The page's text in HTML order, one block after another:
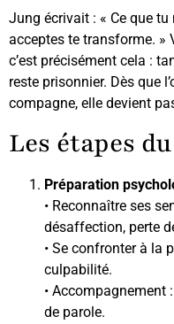
Jung écrivait : « Ce que
acceptes te transforme. »
c’est précisément cela :
reste prisonnier. Dès que
compagne, elle devient
Les étapes
Préparation
• Reconnaître ses
désaffection, perte
• Se confronter à la
culpabilité.
• Accompagnement
de parole.